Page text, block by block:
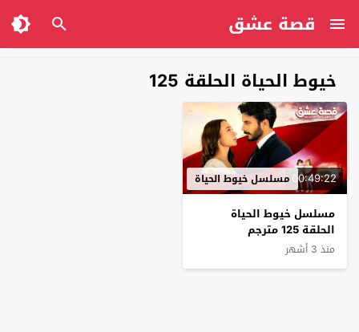
قصة عشق
خيوط الحياة الحلقة 125
00:49:22مسلسل خيوط الحياة
مسلسل خيوط الحياة
الحلقة 125 مترجم
منذ 3 أشهر